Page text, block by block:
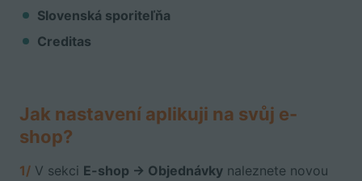
Slovenská sporiteľňa
Creditas
Jak nastavení aplikuji na svůj e-
shop?
1/ V sekci E-shop -> Objednávky naleznete novou